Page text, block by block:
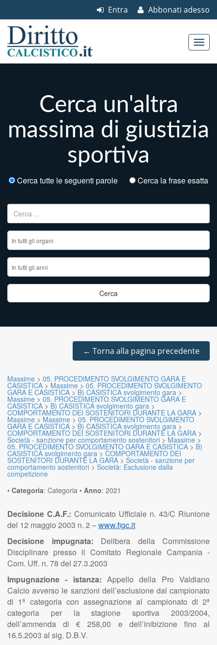
Abbonati adesso
Entra
Cerca un'altra
massima di giustizia
sportiva
Cerca tutte le seguenti parole Cerca la frase esatta
Ricerca per:
← Torna alla pagina precedente
Massime > 05. PROCEDIMENTO SVOLGIMENTO GARA E
CASISTICA > Massime > 05. PROCEDIMENTO SVOLGIMENTO
GARA E CASISTICA > B) CASISTICA svolgimento gara >
Massime > 05. PROCEDIMENTO SVOLGIMENTO GARA E
CASISTICA > B) CASISTICA svolgimento gara >
COMPORTAMENTO DEI SOSTENITORI DURANTE LA GARA >
Massime > Massime > 05. PROCEDIMENTO SVOLGIMENTO
GARA E CASISTICA > B) CASISTICA svolgimento gara >
COMPORTAMENTO DEI SOSTENITORI DURANTE LA GARA >
Società - sanzione per comportamento sostenitori > Massime >
05. PROCEDIMENTO SVOLGIMENTO GARA E CASISTICA > B)
CASISTICA svolgimento gara > COMPORTAMENTO DEI
SOSTENITORI DURANTE LA GARA > Società - sanzione per
comportamento sostenitori > Società: Esclusione dalla
competizione
• Categoria: Categoria • Anno: 2021
Decisione C.A.F.: Comunicato Ufficiale n. 43/C Riunione
del 12 maggio 2003 n. 2 –www.figc.it
Decisione impugnata: Delibera della Commissione
Disciplinare presso il Comitato Regionale Campania -
Com. Uff. n. 78 del 27.3.2003
Impugnazione - istanza: Appello della Pro Valdiano
Calcio avverso le sanzioni dell’esclusione dal campionato
di 1ª categoria con assegnazione al campionato di 2ª
categoria per la stagione sportiva 2003/2004,
dell’ammenda di € 258,00 e dell’inibizione fino al
16.5.2003 al sig. D.B.V.